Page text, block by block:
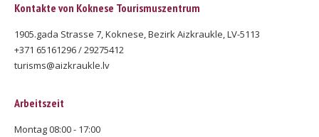
Kontakte von Koknese Tourismuszentrum
1905.gada Strasse 7, Koknese, Bezirk Aizkraukle, LV-5113
+371 65161296 / 29275412
turisms@aizkraukle.lv
Arbeitszeit
Montag 08:00 - 17:00